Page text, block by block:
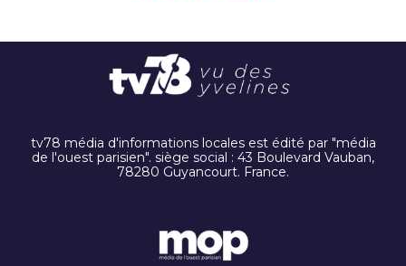
tv78 média d'informations locales est édité par "média
de l'ouest parisien". siège social : 43 Boulevard Vauban,
78280 Guyancourt. France.